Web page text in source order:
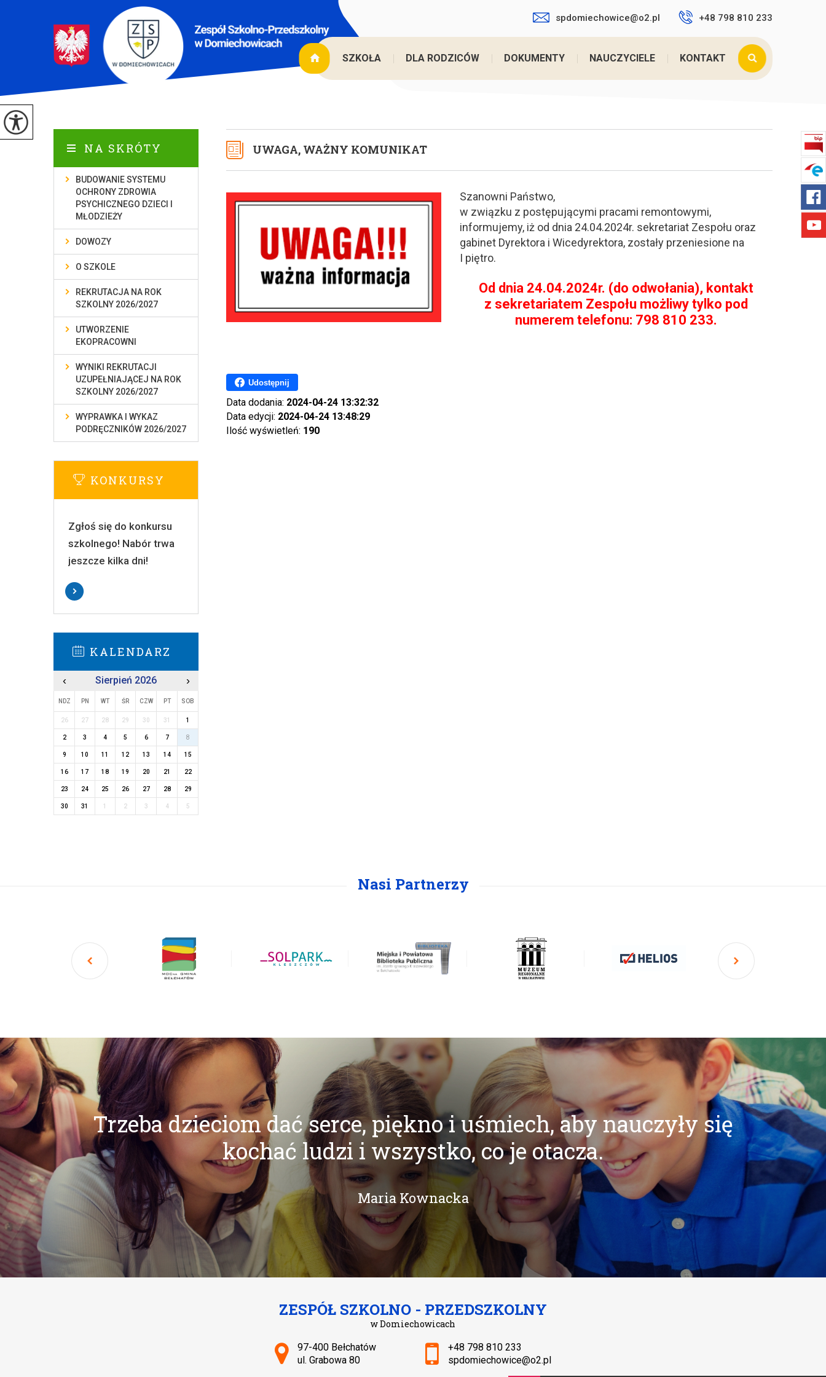
spdomiechowice@o2.pl +48 798 810 233
SZKOŁA DLA RODZICÓW DOKUMENTY NAUCZYCIELE KONTAKT
Jesteś tutaj:Home > Aktualności > Uwaga, ważny komunik ...
UWAGA, WAŻNY KOMUNIKAT
Szanowni Państwo,
w związku z postępującymi pracami remontowymi,
informujemy, iż od dnia 24.04.2024r. sekretariat Zespołu oraz
gabinet Dyrektora i Wicedyrektora, zostały przeniesione na
I piętro.
Od dnia 24.04.2024r. (do odwołania), kontakt
z sekretariatem Zespołu możliwy tylko pod
numerem telefonu: 798 810 233.
Udostępnij
Data dodania: 2024-04-24 13:32:32
Data edycji: 2024-04-24 13:48:29
Ilość wyświetleń: 190
NA SKRÓTY
BUDOWANIE SYSTEMU
OCHRONY ZDROWIA
PSYCHICZNEGO DZIECI I
MŁODZIEŻY
DOWOZY
O SZKOLE
REKRUTACJA NA ROK
SZKOLNY 2026/2027
UTWORZENIE
EKOPRACOWNI
WYNIKI REKRUTACJI
UZUPEŁNIAJĄCEJ NA ROK
SZKOLNY 2026/2027
WYPRAWKA I WYKAZ
PODRĘCZNIKÓW 2026/2027
KONKURSY
Zgłoś się do konkursu
szkolnego! Nabór trwa
jeszcze kilka dni!
KALENDARZ
‹ Sierpień 2026 ›
NDZ PN WT ŚR CZW PT SOB
26 27 28 29 30 31 1
2 3 4 5 6 7 8
9 10 11 12 13 14 15
16 17 18 19 20 21 22
23 24 25 26 27 28 29
30 31 2 3 4 5
Nasi Partnerzy
Trzeba dzieciom dać serce, piękno i uśmiech, aby nauczyły się
kochać ludzi i wszystko, co je otacza.
Maria Kownacka
ZESPÓŁ SZKOLNO - PRZEDSZKOLNY
w Domiechowicach
Adres pocztowy:
97-400 Bełchatów
ul. Grabowa 80
+48 798 810 233
spdomiechowice@o2.pl